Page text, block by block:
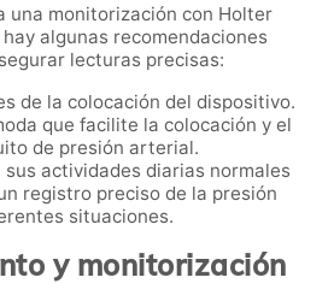
una monitorización con Holter
algunas recomendaciones
lecturas precisas:
de la colocación del dispositivo.
que facilite la colocación y el
de presión arterial.
sus actividades diarias normales
registro preciso de la presión
situaciones.
y monitorización